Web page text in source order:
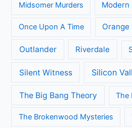
Flikken Maastricht
Fuller House Game of
Grey's Anatomy House
Jane the Virgin Legends of